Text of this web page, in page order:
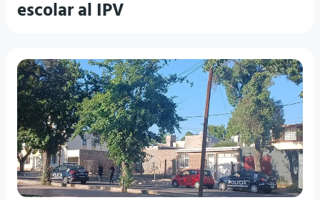
escolar al IPV